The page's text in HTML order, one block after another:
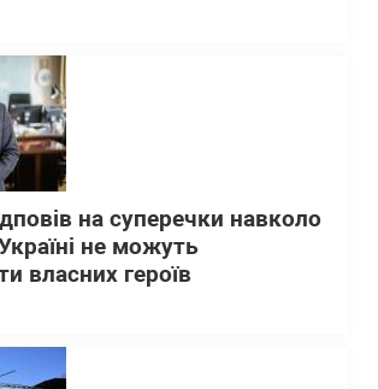
на суперечки навколо
не можуть
власних героїв